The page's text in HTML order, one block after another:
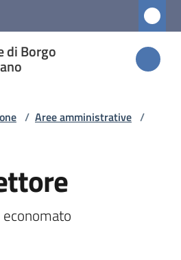
di Borgo
di
/ Aree amministrative /